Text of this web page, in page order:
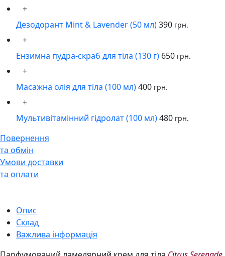
+
Дезодорант Mint & Lavender (50 мл)390 грн.
+
Ензимна пудра-скраб для тіла (130 г) 650 грн.
+
Масажна олія для тіла (100 мл)400 грн.
+
Мультивітамінний гідролат (100 мл)480 грн.
Повернення
та обмін
Умови доставки
та оплати
Опис
Склад
Важлива інформація